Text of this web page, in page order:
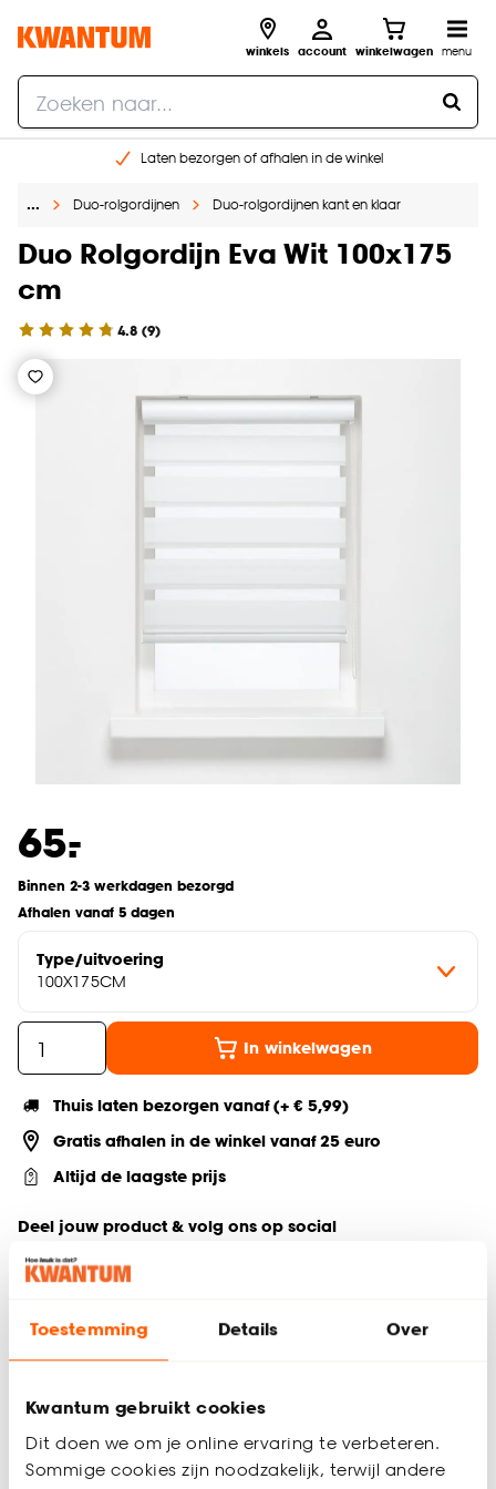
Toestemming Details Over
Kwantum gebruikt cookies
Dit doen we om je online ervaring te verbeteren.
Sommige cookies zijn noodzakelijk, terwijl andere
winkels account winkelwagen menu
Laten bezorgen of afhalen in de winkel
Gratis raam advies en inmeten aan huis
… Duo-rolgordijnen Duo-rolgordijnen kant en klaar
Duo Rolgordijn Eva Wit 100x175
cm
4.8 (9)
65.
-
Binnen 2-3 werkdagen bezorgd
Afhalen vanaf 5 dagen
Type/uitvoering
100X175CM
In winkelwagen
Thuis laten bezorgen vanaf (+ € 5,99)
Gratis afhalen in de winkel vanaf 25 euro
Altijd de laagste prijs
Deel jouw product & volg ons op social
Productomschrijving
stofbanen en halfronde aluminium bovenkoof. Eenvoudig zelf
te monteren. Met vochtige doek te reinigen. Incl. schroeven,
pluggen, montagesteunen, kindveiligheidsclip en